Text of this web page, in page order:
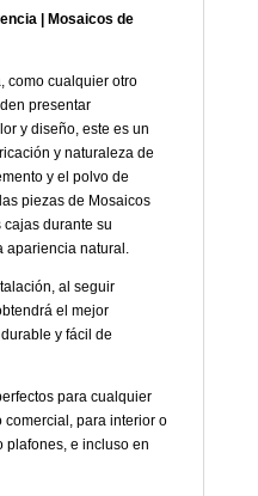
| Mosaicos de
como cualquier otro
presentar
y diseño, este es un
y naturaleza de
y el polvo de
piezas de Mosaicos
durante su
natural.
al seguir
el mejor
y fácil de
para cualquier
para interior o
plafones, e incluso en